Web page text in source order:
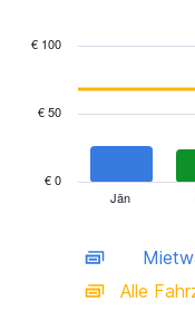
has
displaying
categories.
Jän
€ 0
€ 50
€ 100
Alle